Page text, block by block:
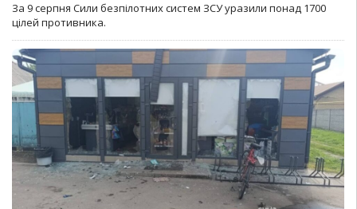
За 9 серпня Сили безпілотних систем ЗСУ уразили понад 1700
цілей противника.